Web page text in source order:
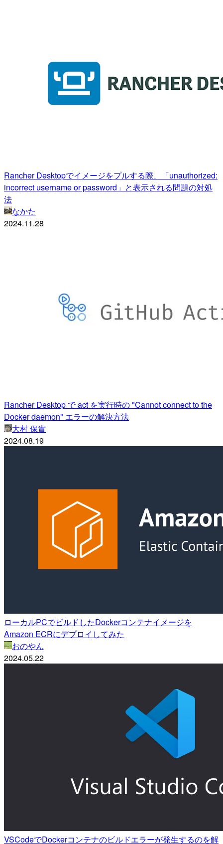
Rancher Desktopでイメージをプルする際、「unauthorized:
incorrect username or password」と表示される問題の対処
法
なかた
2024.11.28
Rancher Desktop で act を実行時の "Cannot connect to the
Docker daemon" エラーの解決方法
大村 保貴
2024.08.19
ローカルPCでビルドしたDockerコンテナイメージを
Amazon ECRにデプロイしてみた
おのやん
2024.05.22
VSCodeでDockerコンテナのビルドエラーが発生するのを解